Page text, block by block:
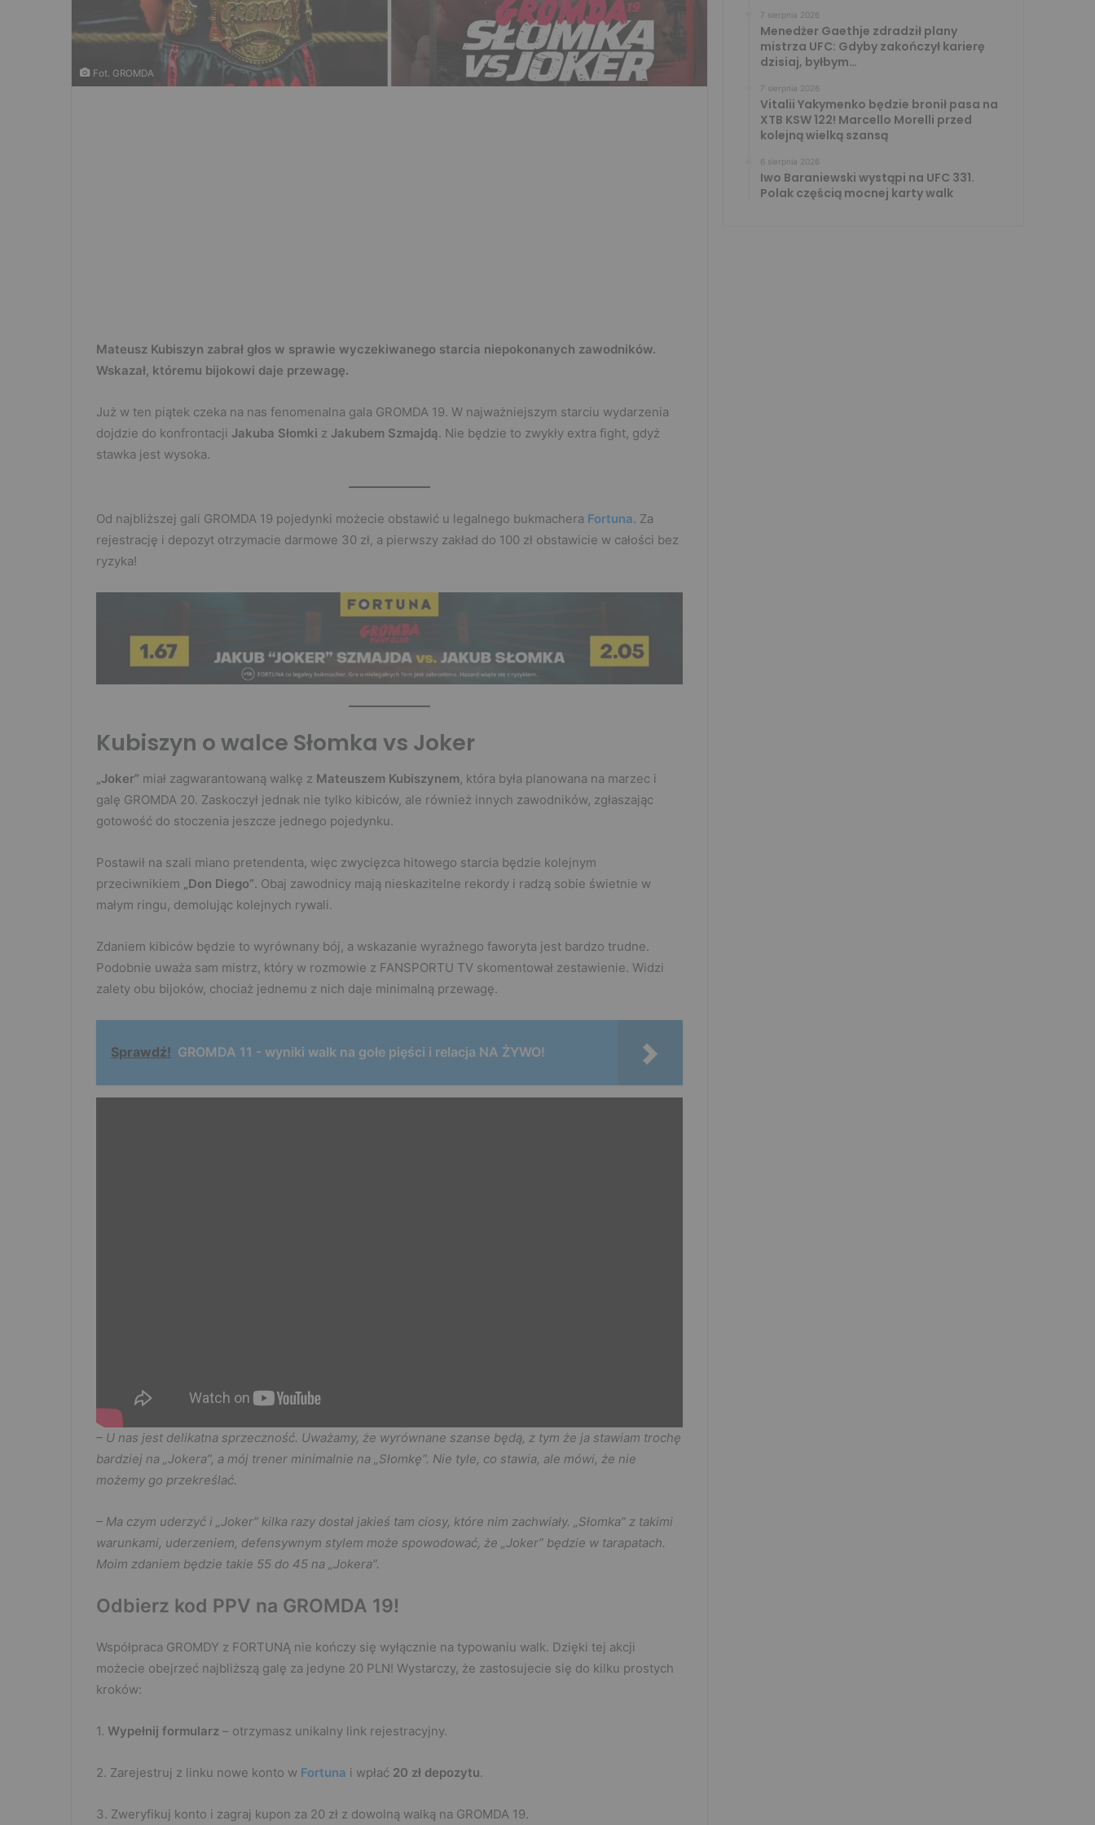
Fot. GROMDA
Mateusz Kubiszyn zabrał głos w sprawie wyczekiwanego starcia niepokonanych zawodników.
Wskazał, któremu bijokowi daje przewagę.
Już w ten piątek czeka na nas fenomenalna gala GROMDA 19. W najważniejszym starciu wydarzenia
dojdzie do konfrontacji Jakuba Słomki z Jakubem Szmajdą. Nie będzie to zwykły extra fight, gdyż
stawka jest wysoka.
Od najbliższej gali GROMDA 19 pojedynki możecie obstawić u legalnego bukmachera Fortuna. Za
rejestrację i depozyt otrzymacie darmowe 30 zł, a pierwszy zakład do 100 zł obstawicie w całości bez
ryzyka!
Kubiszyn o walce Słomka vs Joker
„Joker” miał zagwarantowaną walkę z Mateuszem Kubiszynem, która była planowana na marzec i
galę GROMDA 20. Zaskoczył jednak nie tylko kibiców, ale również innych zawodników, zgłaszając
gotowość do stoczenia jeszcze jednego pojedynku.
Postawił na szali miano pretendenta, więc zwycięzca hitowego starcia będzie kolejnym
przeciwnikiem „Don Diego”. Obaj zawodnicy mają nieskazitelne rekordy i radzą sobie świetnie w
małym ringu, demolując kolejnych rywali.
Zdaniem kibiców będzie to wyrównany bój, a wskazanie wyraźnego faworyta jest bardzo trudne.
Podobnie uważa sam mistrz, który w rozmowie z FANSPORTU TV skomentował zestawienie. Widzi
zalety obu bijoków, chociaż jednemu z nich daje minimalną przewagę.
Sprawdź! GROMDA 11 - wyniki walk na gołe pięści i relacja NA ŻYWO!
– U nas jest delikatna sprzeczność. Uważamy, że wyrównane szanse będą, z tym że ja stawiam trochę
bardziej na „Jokera”, a mój trener minimalnie na „Słomkę”. Nie tyle, co stawia, ale mówi, że nie
możemy go przekreślać.
– Ma czym uderzyć i „Joker” kilka razy dostał jakieś tam ciosy, które nim zachwiały. „Słomka” z takimi
warunkami, uderzeniem, defensywnym stylem może spowodować, że „Joker” będzie w tarapatach.
Moim zdaniem będzie takie 55 do 45 na „Jokera”.
Odbierz kod PPV na GROMDA 19!
Współpraca GROMDY z FORTUNĄ nie kończy się wyłącznie na typowaniu walk. Dzięki tej akcji
możecie obejrzeć najbliższą galę za jedyne 20 PLN! Wystarczy, że zastosujecie się do kilku prostych
kroków:
1. Wypełnij formularz – otrzymasz unikalny link rejestracyjny.
2. Zarejestruj z linku nowe konto w Fortuna i wpłać 20 zł depozytu.
3. Zweryfikuj konto i zagraj kupon za 20 zł z dowolną walką na GROMDA 19.
7 sierpnia 2026
Menedżer Gaethje zdradził plany
mistrza UFC: Gdyby zakończył karierę
dzisiaj, byłbym…
7 sierpnia 2026
Vitalii Yakymenko będzie bronił pasa na
XTB KSW 122! Marcello Morelli przed
kolejną wielką szansą
6 sierpnia 2026
Iwo Baraniewski wystąpi na UFC 331.
Polak częścią mocnej karty walk